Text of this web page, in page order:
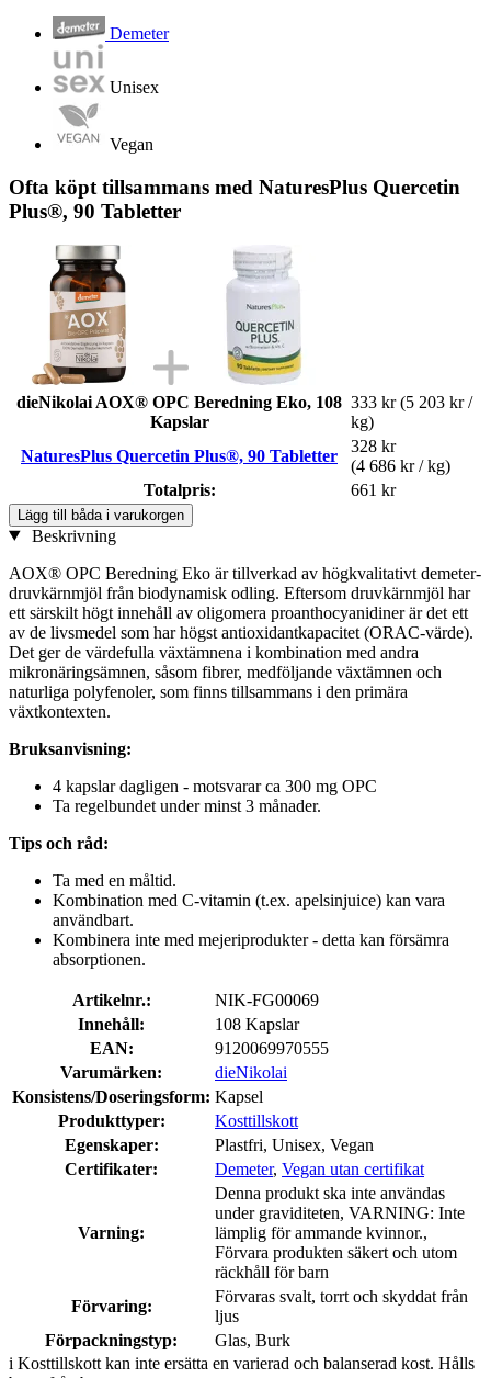
Demeter
Unisex
Vegan
Ofta köpt tillsammans med NaturesPlus Quercetin
Plus®, 90 Tabletter
dieNikolai AOX® OPC Beredning Eko, 108
Kapslar
333 kr (5 203 kr /
kg)
NaturesPlus Quercetin Plus®, 90 Tabletter
328 kr
(4 686 kr / kg)
Totalpris:
661 kr
Lägg till båda i varukorgen
Beskrivning
AOX® OPC Beredning Eko är tillverkad av högkvalitativt demeter-
druvkärnmjöl från biodynamisk odling. Eftersom druvkärnmjöl har
ett särskilt högt innehåll av oligomera proanthocyanidiner är det ett
av de livsmedel som har högst antioxidantkapacitet (ORAC-värde).
Det ger de värdefulla växtämnena i kombination med andra
mikronäringsämnen, såsom fibrer, medföljande växtämnen och
naturliga polyfenoler, som finns tillsammans i den primära
växtkontexten.
Bruksanvisning:
4 kapslar dagligen - motsvarar ca 300 mg OPC
Ta regelbundet under minst 3 månader.
Tips och råd:
Ta med en måltid.
Kombination med C-vitamin (t.ex. apelsinjuice) kan vara
användbart.
Kombinera inte med mejeriprodukter - detta kan försämra
absorptionen.
Artikelnr.:
NIK-FG00069
Innehåll:
108 Kapslar
EAN:
9120069970555
Varumärken:
dieNikolai
Konsistens/Doseringsform: Kapsel
Produkttyper:
Kosttillskott
Egenskaper:
Plastfri, Unisex, Vegan
Certifikater:
Demeter, Vegan utan certifikat
Varning:
Denna produkt ska inte användas
under graviditeten, VARNING: Inte
lämplig för ammande kvinnor.,
Förvara produkten säkert och utom
räckhåll för barn
Förvaring:
Förvaras svalt, torrt och skyddat från
ljus
Förpackningstyp:
Glas, Burk
i Kosttillskott kan inte ersätta en varierad och balanserad kost. Hålls